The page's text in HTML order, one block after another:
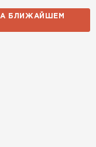
БЛИЖАЙШЕМ